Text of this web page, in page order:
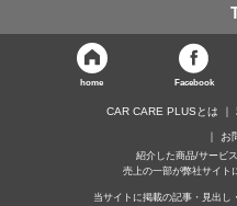
home Facebook
CAR CARE PLUSとは
お
紹介した商品/サービ
売上の一部が弊社サイト
当サイトに掲載の記事・見出し